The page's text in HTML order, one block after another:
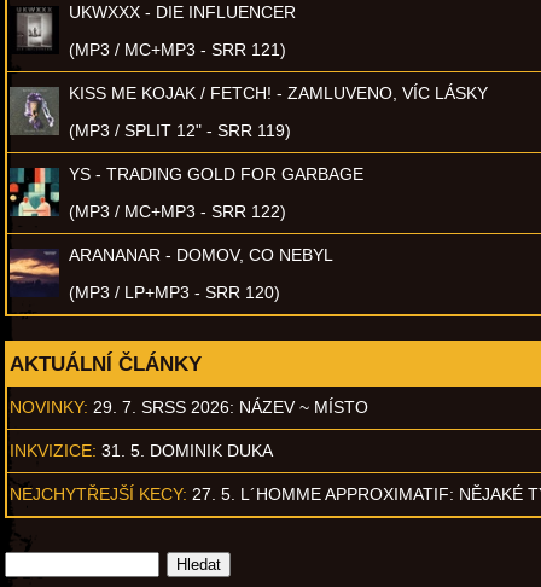
UKWXXX - DIE INFLUENCER
(MP3 / MC+MP3 - SRR 121)
KISS ME KOJAK / FETCH! - ZAMLUVENO, VÍC LÁSKY
(MP3 / SPLIT 12" - SRR 119)
YS - TRADING GOLD FOR GARBAGE
(MP3 / MC+MP3 - SRR 122)
ARANANAR - DOMOV, CO NEBYL
(MP3 / LP+MP3 - SRR 120)
AKTUÁLNÍ ČLÁNKY
NOVINKY: 29. 7. SRSS 2026: NÁZEV ~ MÍSTO
INKVIZICE: 31. 5. DOMINIK DUKA
NEJCHYTŘEJŠÍ KECY: 27. 5. L´HOMME APPROXIMATIF: NĚJAKÉ